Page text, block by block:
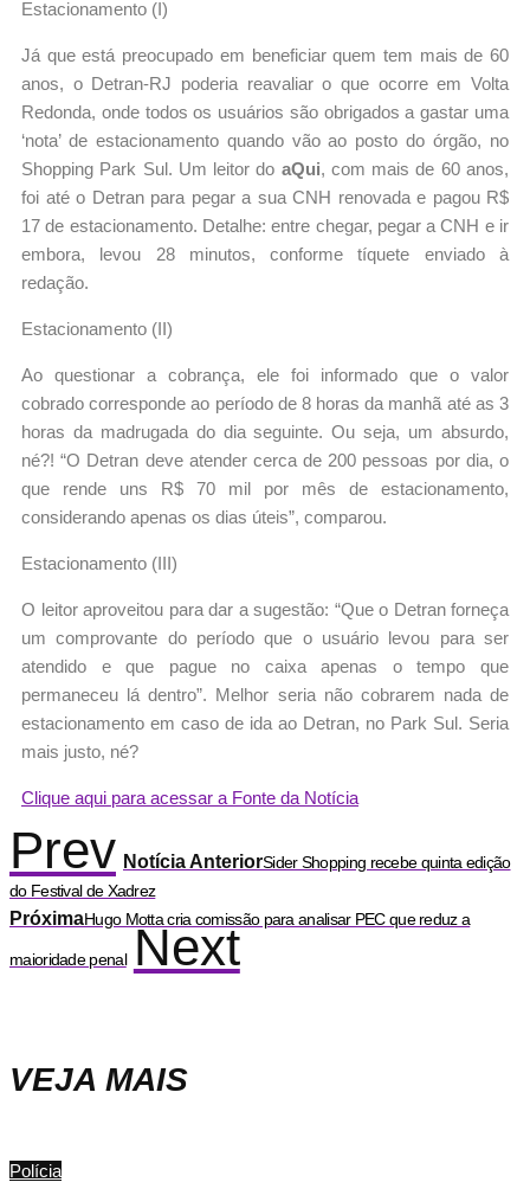
Estacionamento (I)
Já que está preocupado em beneficiar quem tem mais de 60
anos, o Detran-RJ poderia reavaliar o que ocorre em Volta
Redonda, onde todos os usuários são obrigados a gastar uma
‘nota’ de estacionamento quando vão ao posto do órgão, no
Shopping Park Sul. Um leitor do aQui, com mais de 60 anos,
foi até o Detran para pegar a sua CNH renovada e pagou R$
17 de estacionamento. Detalhe: entre chegar, pegar a CNH e ir
embora, levou 28 minutos, conforme tíquete enviado à
redação.
Estacionamento (II)
Ao questionar a cobrança, ele foi informado que o valor
cobrado corresponde ao período de 8 horas da manhã até as 3
horas da madrugada do dia seguinte. Ou seja, um absurdo,
né?! “O Detran deve atender cerca de 200 pessoas por dia, o
que rende uns R$ 70 mil por mês de estacionamento,
considerando apenas os dias úteis”, comparou.
Estacionamento (III)
O leitor aproveitou para dar a sugestão: “Que o Detran forneça
um comprovante do período que o usuário levou para ser
atendido e que pague no caixa apenas o tempo que
permaneceu lá dentro”. Melhor seria não cobrarem nada de
estacionamento em caso de ida ao Detran, no Park Sul. Seria
mais justo, né?
Clique aqui para acessar a Fonte da Notícia
Prev Notícia AnteriorSider Shopping recebe quinta edição
do Festival de Xadrez
PróximaHugo Motta cria comissão para analisar PEC que reduz a
maioridade penal Next
VEJA MAIS
Polícia